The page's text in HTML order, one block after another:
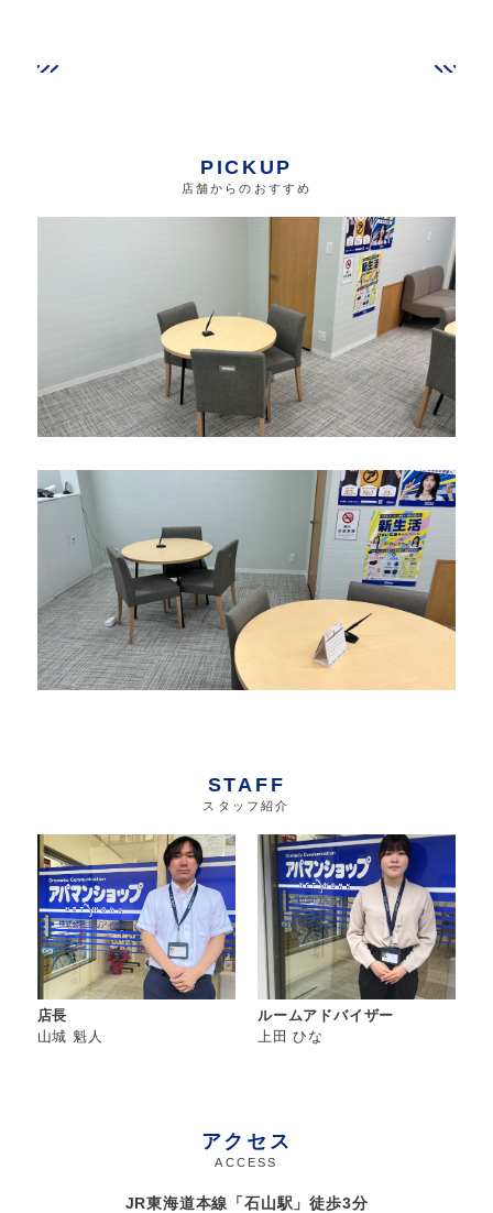
PICKUP
店舗からのおすすめ
STAFF
スタッフ紹介
店長
山城 魁人
ルームアドバイザー
上田 ひな
アクセス
ACCESS
JR東海道本線「石山駅」徒歩3分